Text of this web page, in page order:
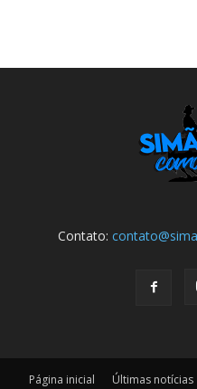
Contato:
Página inicial Últimas notícias